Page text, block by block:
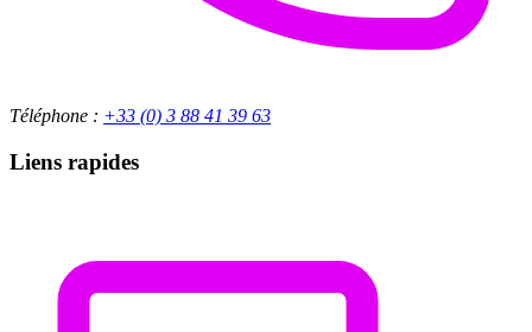
Téléphone : +33 (0) 3 88 41 39 63
Liens rapides